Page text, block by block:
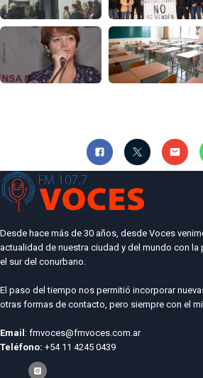
Desde hace más de 30 años, desde Voces
actualidad de nuestra ciudad y del mundo con la
el sur del conurbano.
El paso del tiempo nos permitió incorporar
otras formas de contacto, pero siempre con el
Email : fmvoces@fmvoces.com.ar
Teléfono: +54 11 4245 0439